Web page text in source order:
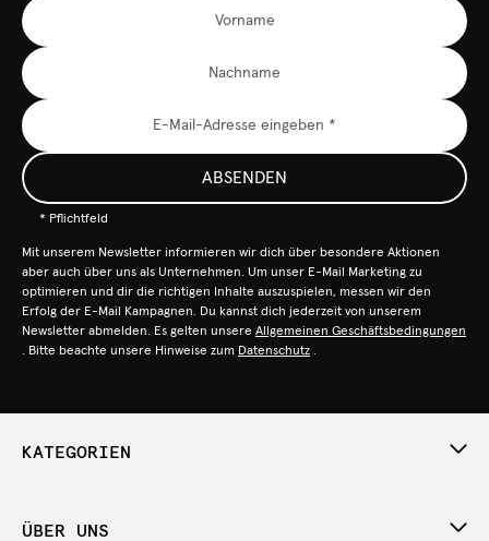
ABSENDEN
* Pflichtfeld
Mit unserem Newsletter informieren wir dich über besondere Aktionen
aber auch über uns als Unternehmen. Um unser E-Mail Marketing zu
optimieren und dir die richtigen Inhalte auszuspielen, messen wir den
Erfolg der E-Mail Kampagnen. Du kannst dich jederzeit von unserem
Newsletter abmelden. Es gelten unsere Allgemeinen Geschäftsbedingungen
. Bitte beachte unsere Hinweise zum Datenschutz .
KATEGORIEN
ÜBER UNS